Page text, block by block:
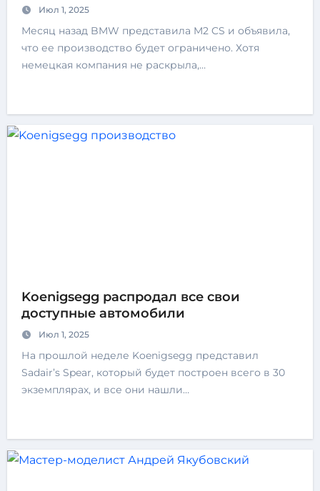
Июл 1, 2025
Месяц назад BMW представила M2 CS и объявила,
что ее производство будет ограничено. Хотя
немецкая компания не раскрыла,…
Koenigsegg распродал все свои
доступные автомобили
Июл 1, 2025
На прошлой неделе Koenigsegg представил
Sadair’s Spear, который будет построен всего в 30
экземплярах, и все они нашли…